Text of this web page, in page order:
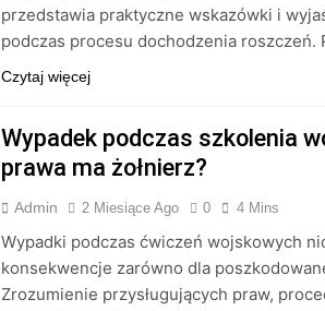
przedstawia praktyczne wskazówki i
podczas procesu dochodzenia
Czytaj więcej
Wypadek podczas szkolenia
prawa ma żołnierz?
Admin 2 Miesiące Ago 0 4 Mins
Wypadki podczas ćwiczeń wojskowych
konsekwencje zarówno dla
Zrozumienie przysługujących praw,